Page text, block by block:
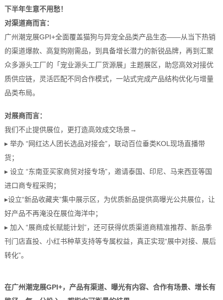
下半年生意不用愁！
对渠道商而言：
广州潮宠展GPI+全面覆盖猫狗与异宠全品类产品生态——从当下热销
的渠道爆款、高复购刚需品，到具备增长潜力的新锐品牌，再到汇聚
众多源头工厂的「宠业源头工厂货源展」主题展区，助您高效对接优
质供应链，灵活匹配不同合作模式，一站式完成产品结构优化与增量
品类布局。
对展商而言：
我们不止提供展位，更打造高效成交场景→
▸ 举办 “网红达人团长选品对接会”，联动百位垂类KOL现场直播带
货；
▸ 设立 “东南亚买家商贸对接专场”，邀请泰国、印尼、马来西亚等国
进口商专程采购；
▸设立“新品收藏夹”集中展示区，为优质新品提供高曝光公共展位，让
好产品不再淹没在展位海洋中；
▸ 加入 “展商成长赋能计划”，还可获得优质渠道商精准推荐、新品季
刊门店直投、小红书种草支持等专属权益，真正实现“展中对接、展后
转化”。
在广州潮宠展GPI+，产品有渠道、曝光有内容、合作有场景、增长有